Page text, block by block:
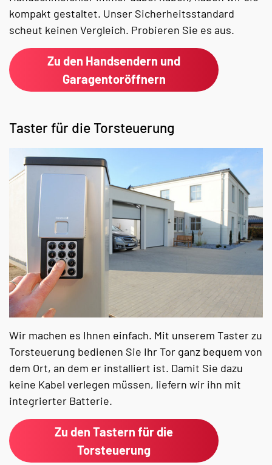
kompakt gestaltet. Unser Sicherheitsstandard
scheut keinen Vergleich. Probieren Sie es aus.
Zu den Handsendern und
Garagentoröffnern
Taster für die Torsteuerung
Wir machen es Ihnen einfach. Mit unserem Taster zu
Torsteuerung bedienen Sie Ihr Tor ganz bequem von
dem Ort, an dem er installiert ist. Damit Sie dazu
keine Kabel verlegen müssen, liefern wir ihn mit
integrierter Batterie.
Zu den Tastern für die
Torsteuerung